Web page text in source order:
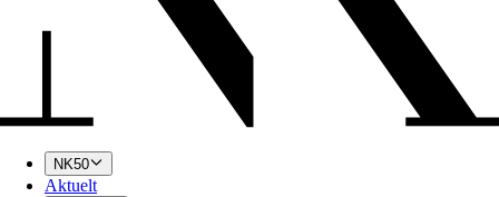
NK50
Aktuelt